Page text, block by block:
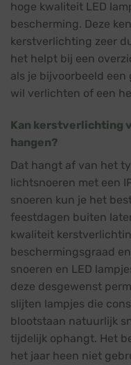
hoge kwaliteit LED
bescherming. Deze
kerstverlichting zeer
het helpt bij een
als je bijvoorbeeld
wil verlichten of een
Kan kerstverlichting
hangen?
Dat hangt af van het
lichtsnoeren met een
snoeren kun je het
feestdagen buiten
kwaliteit
beschermingsgraad
snoeren en LED
deze desgewenst
slijten lampjes die
blootstaan natuurlijk
tijdelijk ophangt. Het
het jaar heen niet